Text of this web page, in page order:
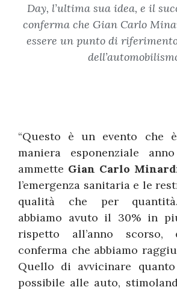
Day, l’ultima sua idea, e il
conferma che Gian Carlo
essere un punto di
“Questo è un evento che
maniera esponenziale
ammette Gian Carlo
l’emergenza sanitaria e le
qualità che per quantità.
abbiamo avuto il 30% in
rispetto all’anno
conferma che abbiamo
Quello di avvicinare
possibile alle auto,